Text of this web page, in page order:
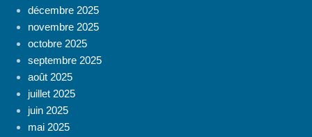
décembre 2025
novembre 2025
octobre 2025
septembre 2025
août 2025
juillet 2025
juin 2025
mai 2025